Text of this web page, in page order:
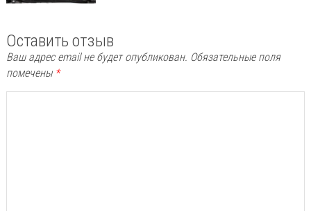
Оставить отзыв
Ваш адрес email не будет опубликован. Обязательные поля
помечены *